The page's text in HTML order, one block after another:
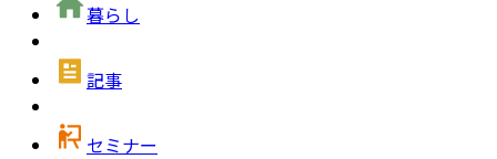
暮らし
記事
セミナー